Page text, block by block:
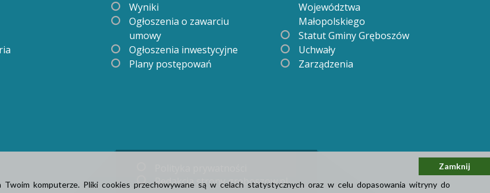
Wyniki
Ogłoszenia o zawarciu
umowy
Ogłoszenia inwestycyjne
Plany postępowań
Województwa
Małopolskiego
Statut Gminy Gręboszów
Uchwały
Zarządzenia
Redakcja strony greboszow.pl
komputerze. Pliki cookies przechowywane są w celach statystycznych oraz w celu dopasowania witryny do
Zamknij